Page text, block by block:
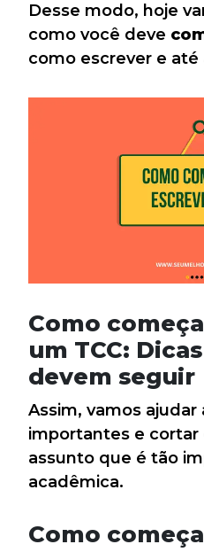
Desse modo, hoje
como você deve
como escrever e
Como
um TCC:
devem seguir
Assim, vamos ajudar
importantes e cortar
assunto que é tão
acadêmica.
Como